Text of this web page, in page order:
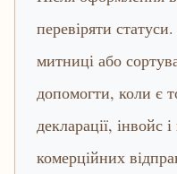
перевіряти
митниці або
допомогти, коли є
декларації, інвойс
комерційних